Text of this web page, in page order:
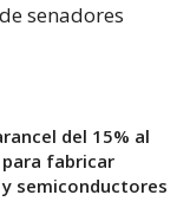
senadores
del 15% al
fabricar
semiconductores